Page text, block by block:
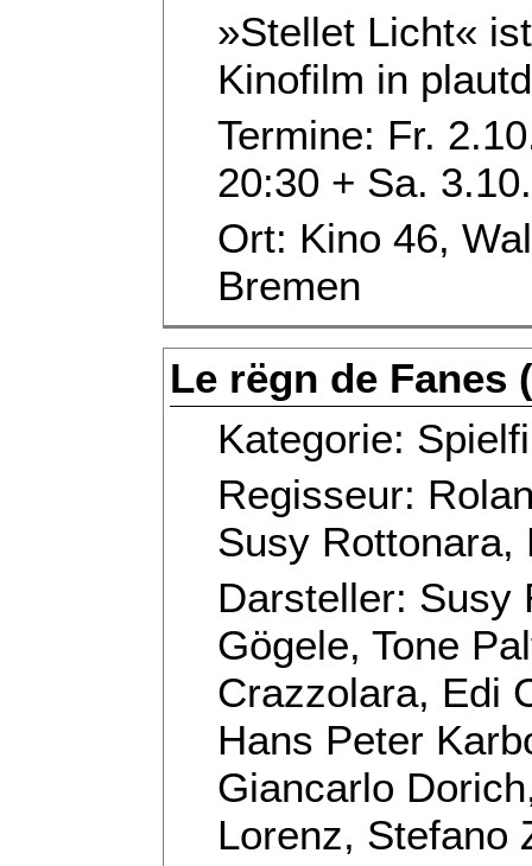
»Stellet Licht«
Kinofilm in
Termine: Fr.
20:30 + Sa.
Ort: Kino 46,
Bremen
Le rëgn de Fanes
Kategorie:
Regisseur:
Susy Rottonara,
Darsteller: Susy
Gögele, Tone
Crazzolara, Edi
Hans Peter
Giancarlo
Lorenz, Stefano